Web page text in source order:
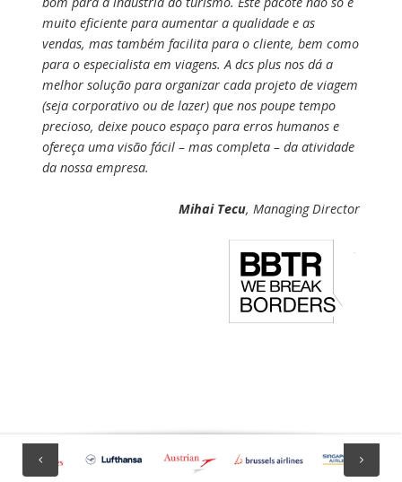
muito eficiente para aumentar a qualidade e as
vendas, mas também facilita para o cliente, bem como
para o especialista em viagens. A dcs plus nos dá a
melhor solução para organizar cada projeto de viagem
(seja corporativo ou de lazer) que nos poupe tempo
precioso, deixe pouco espaço para erros humanos e
ofereça uma visão fácil – mas completa – da atividade
da nossa empresa.
Mihai Tecu, Managing Director